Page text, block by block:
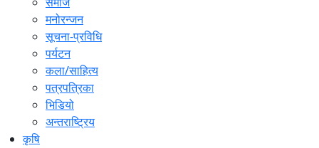
मनोरन्जन
सूचना-प्रविधि
पर्यटन
कला/साहित्य
पत्रपत्रिका
भिडियो
अन्तराष्ट्रिय
कृषि